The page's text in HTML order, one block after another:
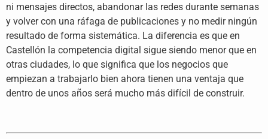
ni mensajes directos, abandonar las redes durante semanas
y volver con una ráfaga de publicaciones y no medir ningún
resultado de forma sistemática. La diferencia es que en
Castellón la competencia digital sigue siendo menor que en
otras ciudades, lo que significa que los negocios que
empiezan a trabajarlo bien ahora tienen una ventaja que
dentro de unos años será mucho más difícil de construir.